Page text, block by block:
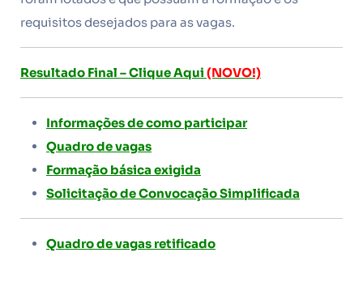
requisitos desejados para as vagas.
Resultado Final – Clique Aqui (NOVO!)
Informações de como participar
Quadro de vagas
Formação básica exigida
Solicitação de Convocação Simplificada
Quadro de vagas retificado